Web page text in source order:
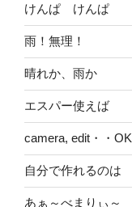
けんぱ けんぱ
雨！無理！
晴れか、雨か
エスパー使えば
camera, edit・・OK
自分で作れるのは
あぁ～べまりぃ～